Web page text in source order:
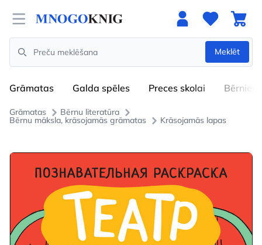
Open menu
Search
Meklēt
Grāmatas Galda spēles Preces skolai Bērniem
Grāmatas Bērnu literatūra
Bērnu māksla, krāsojamās grāmatas Krāsojamās lapas